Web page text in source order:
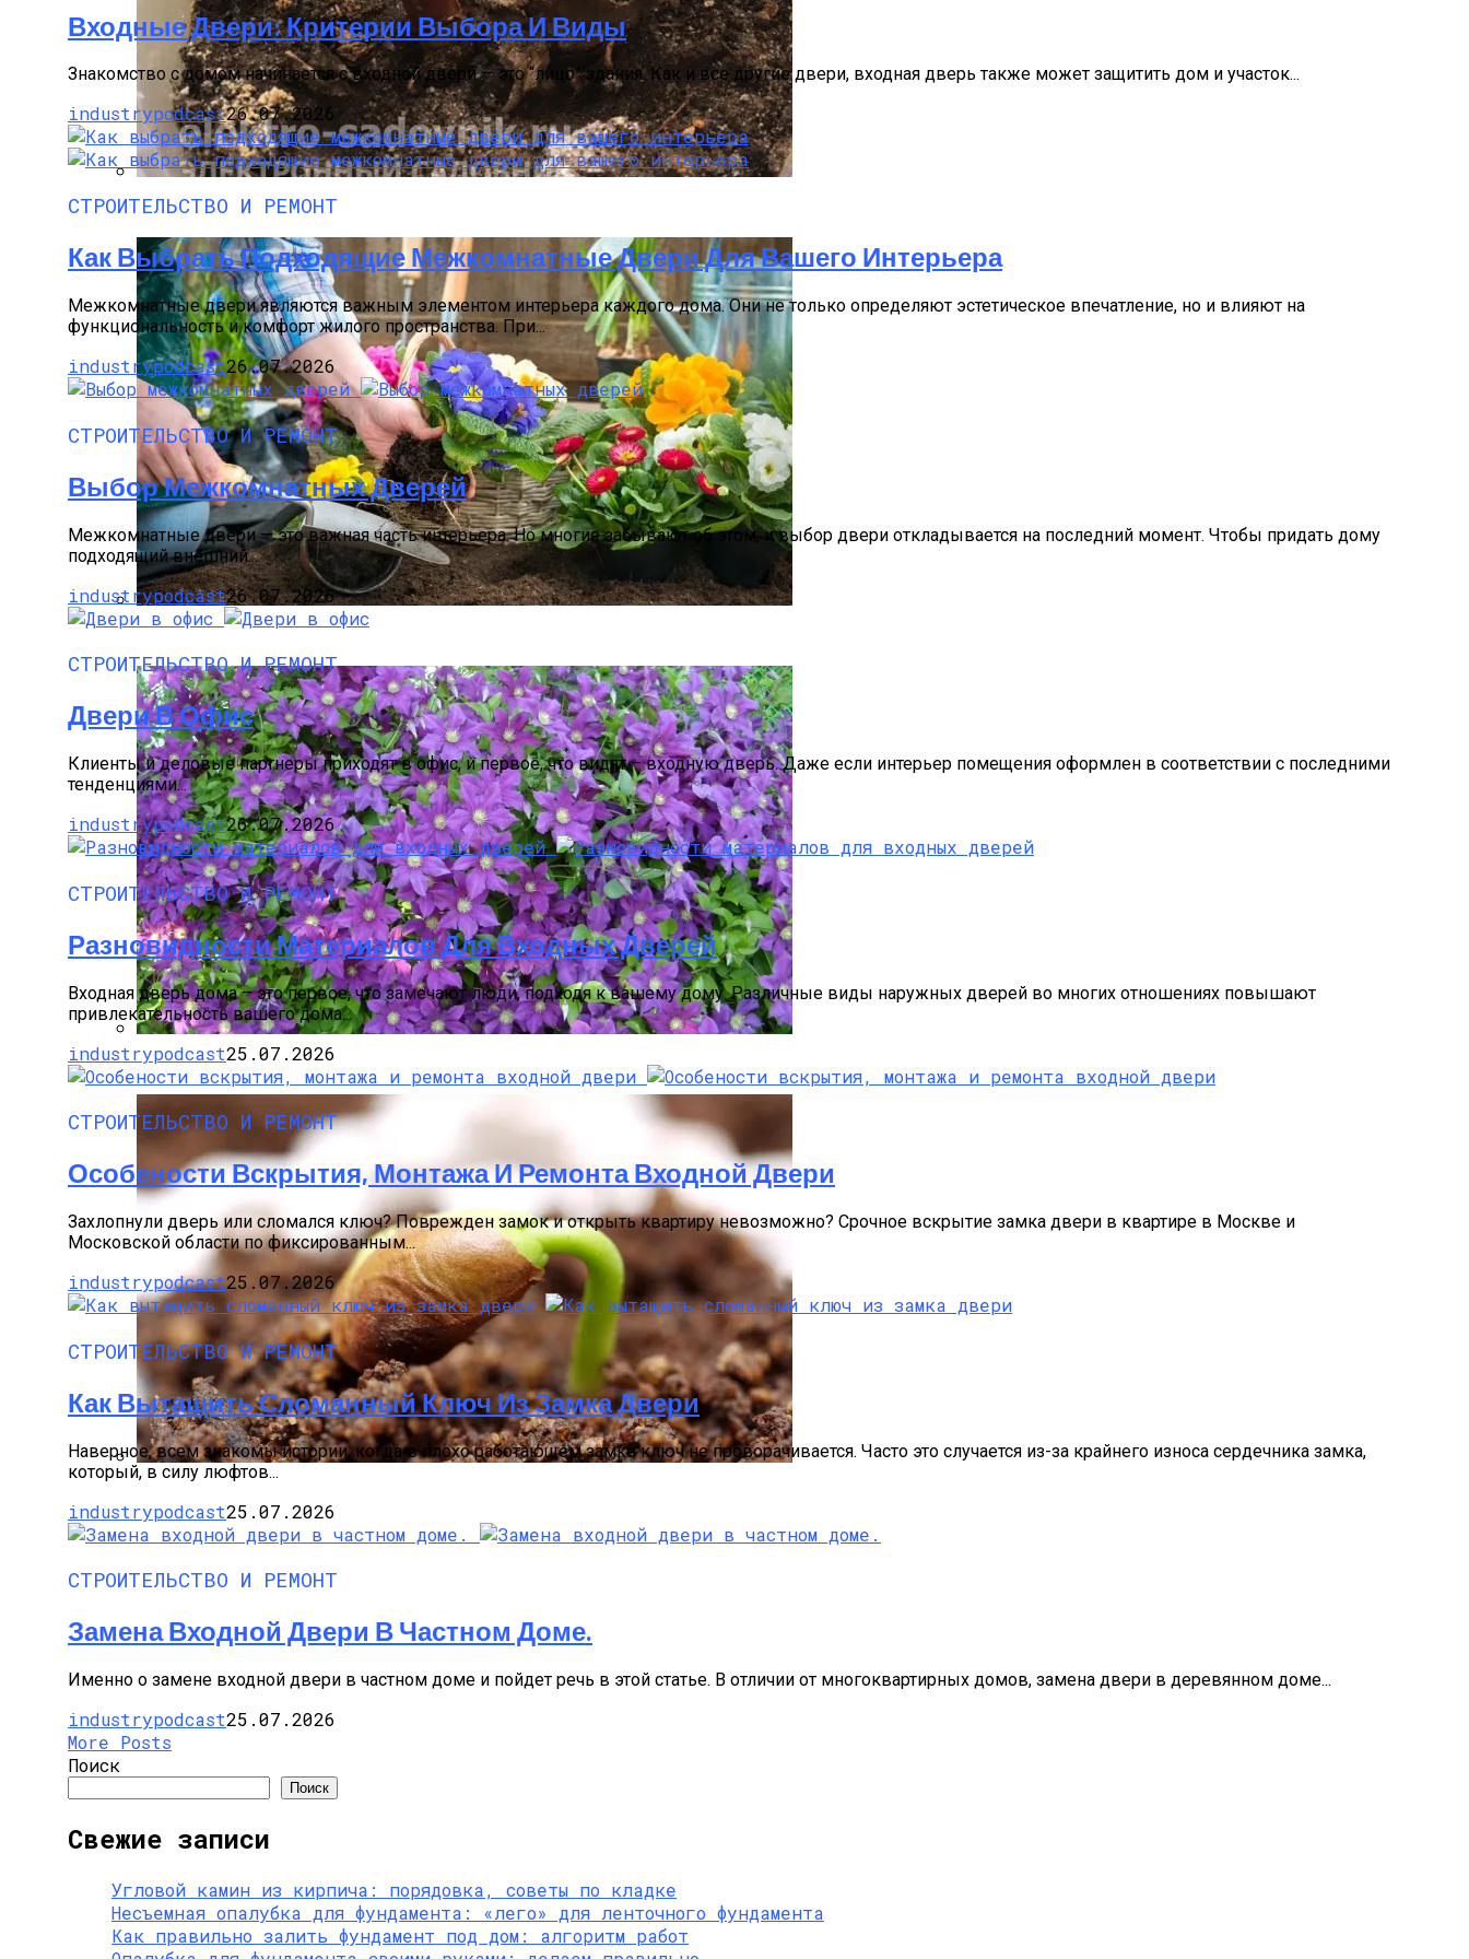
Как Прорастить Канны После Зимы – Фото Инструкция
Размножение Клематиса Семенами
Входные Двери: Критерии Выбора И Виды
Знакомство с домом начинается с входной двери — это “лицо” здания. Как и все другие двери, входная дверь также может защитить дом и участок...
industrypodcast26.07.2026
СТРОИТЕЛЬСТВО И РЕМОНТ
Как Выбрать Подходящие Межкомнатные Двери Для Вашего Интерьера
Межкомнатные двери являются важным элементом интерьера каждого дома. Они не только определяют эстетическое впечатление, но и влияют на
функциональность и комфорт жилого пространства. При...
industrypodcast26.07.2026
СТРОИТЕЛЬСТВО И РЕМОНТ
Выбор Межкомнатных Дверей
Межкомнатные двери — это важная часть интерьера. Но многие забывают об этом, и выбор двери откладывается на последний момент. Чтобы придать дому
подходящий внешний...
industrypodcast26.07.2026
СТРОИТЕЛЬСТВО И РЕМОНТ
Двери В Офис
Клиенты и деловые партнеры приходят в офис, и первое, что видят – входную дверь. Даже если интерьер помещения оформлен в соответствии с последними
тенденциями...
industrypodcast26.07.2026
СТРОИТЕЛЬСТВО И РЕМОНТ
Разновидности Материалов Для Входных Дверей
Входная дверь дома – это первое, что замечают люди, подходя к вашему дому. Различные виды наружных дверей во многих отношениях повышают
привлекательность вашего дома...
industrypodcast25.07.2026
СТРОИТЕЛЬСТВО И РЕМОНТ
Особености Вскрытия, Монтажа И Ремонта Входной Двери
Захлопнули дверь или сломался ключ? Поврежден замок и открыть квартиру невозможно? Срочное вскрытие замка двери в квартире в Москве и
Московской области по фиксированным...
industrypodcast25.07.2026
СТРОИТЕЛЬСТВО И РЕМОНТ
Как Вытащить Сломанный Ключ Из Замка Двери
Наверное, всем знакомы истории, когда в плохо работающем замке ключ не проворачивается. Часто это случается из-за крайнего износа сердечника замка,
который, в силу люфтов...
industrypodcast25.07.2026
СТРОИТЕЛЬСТВО И РЕМОНТ
Замена Входной Двери В Частном Доме.
Именно о замене входной двери в частном доме и пойдет речь в этой статье. В отличии от многоквартирных домов, замена двери в деревянном доме...
industrypodcast25.07.2026
More Posts
Поиск
Поиск
Свежие записи
Угловой камин из кирпича: порядовка, советы по кладке
Несъемная опалубка для фундамента: «лего» для ленточного фундамента
Как правильно залить фундамент под дом: алгоритм работ